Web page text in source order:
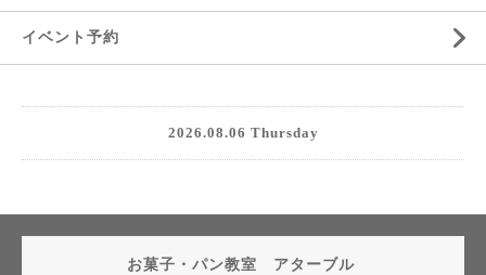
イベント予約
2026.08.06 Thursday
お菓子・パン教室 アターブル